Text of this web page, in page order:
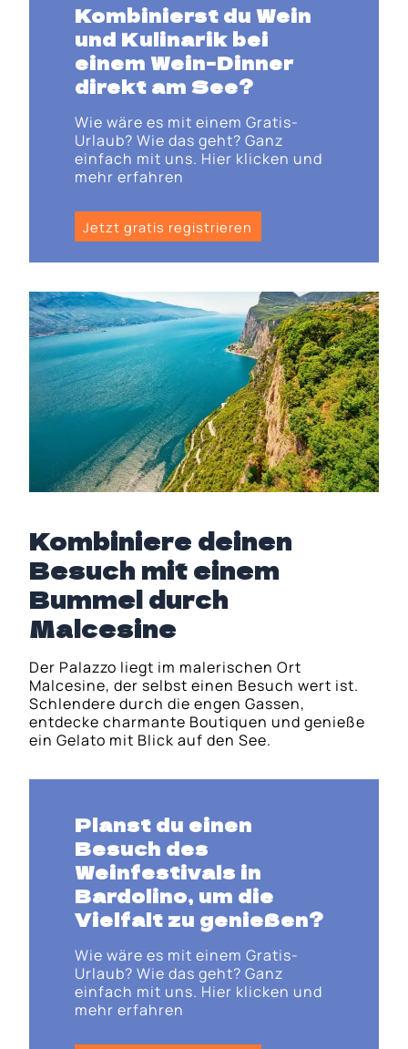
Kombinierst du Wein
und Kulinarik bei
einem Wein-Dinner
direkt am See?
Wie wäre es mit einem Gratis-
Urlaub? Wie das geht? Ganz
einfach mit uns. Hier klicken und
mehr erfahren
Jetzt gratis registrieren
Kombiniere deinen
Besuch mit einem
Bummel durch
Malcesine
Der Palazzo liegt im malerischen Ort
Malcesine, der selbst einen Besuch wert ist.
Schlendere durch die engen Gassen,
entdecke charmante Boutiquen und genieße
ein Gelato mit Blick auf den See.
Planst du einen
Besuch des
Weinfestivals in
Bardolino, um die
Vielfalt zu genießen?
Wie wäre es mit einem Gratis-
Urlaub? Wie das geht? Ganz
einfach mit uns. Hier klicken und
mehr erfahren